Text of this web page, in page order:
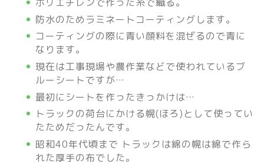
防水のためラミネートコーティングします。
コーティングの際に青い顔料を混ぜるので青に
なります。
現在は工事現場や農作業などで使われているブ
ルーシートですが…
最初にシートを作ったきっかけは…
トラックの荷台にかける幌(ほろ)として使ってい
たためだったんです。
昭和40年代頃まで トラックは綿の幌は綿で作ら
れた厚手の布でした。